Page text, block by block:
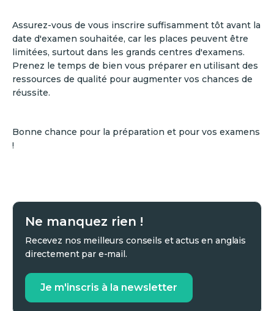
Assurez-vous de vous inscrire suffisamment tôt avant la
date d'examen souhaitée, car les places peuvent être
limitées, surtout dans les grands centres d'examens.
Prenez le temps de bien vous préparer en utilisant des
ressources de qualité pour augmenter vos chances de
réussite.
Bonne chance pour la préparation et pour vos examens
!
Ne manquez rien !
Recevez nos meilleurs conseils et actus en anglais
directement par e-mail.
Je m'inscris à la newsletter